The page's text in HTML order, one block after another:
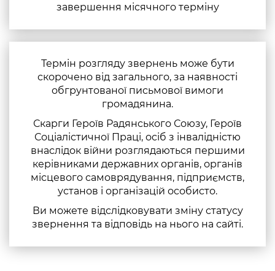
завершення місячного терміну
Термін розгляду звернень може бути
скорочено від загального, за наявності
обгрунтованої письмової вимоги
громадянина.
Скарги Героїв Радянського Союзу, Героїв
Соціалістичної Праці, осіб з інвалідністю
внаслідок війни розглядаються першими
керівниками державних органів, органів
місцевого самоврядування, підприємств,
установ і організацій особисто.
Ви можете відслідковувати зміну статусу
звернення та відповідь на нього на сайтi.